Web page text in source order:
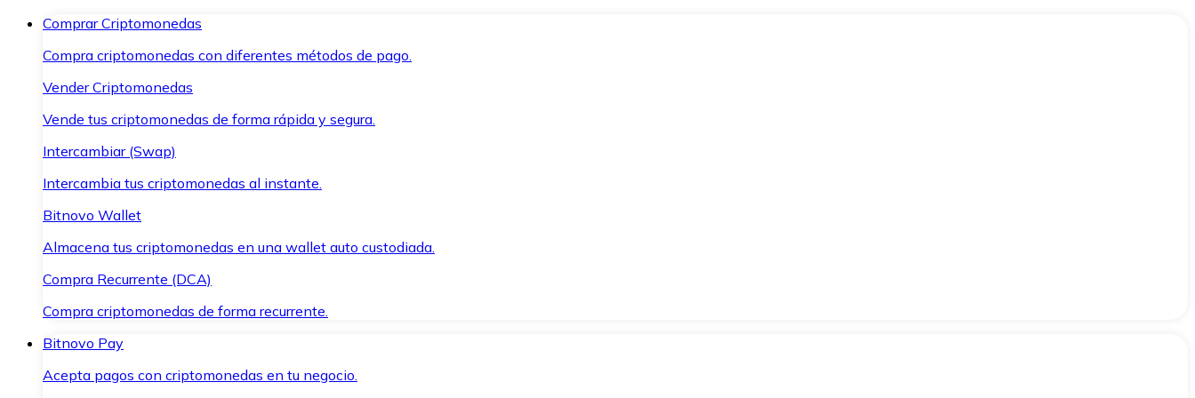
Comprar Criptomonedas
Compra criptomonedas con diferentes métodos de pago.
Vender Criptomonedas
Vende tus criptomonedas de forma rápida y segura.
Intercambiar (Swap)
Intercambia tus criptomonedas al instante.
Bitnovo Wallet
Almacena tus criptomonedas en una wallet auto custodiada.
Compra Recurrente (DCA)
Compra criptomonedas de forma recurrente.
Bitnovo Pay
Acepta pagos con criptomonedas en tu negocio.